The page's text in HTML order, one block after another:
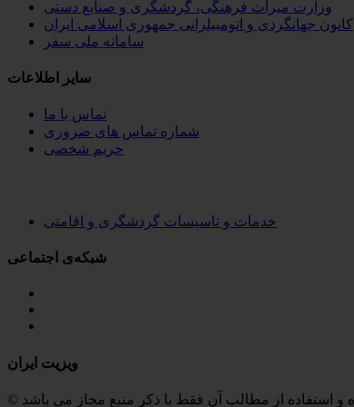
وزارت میراث فرهنگی، گردشگری و صنایع دستی
کانون جهانگردی و اتومبیلرانی جمهوری اسلامی ایران
سامانه ملی سفر
سایر اطلاعات
تماس با ما
شماره تماس های ضروری
حریم شخصی
خدمات و تاسیسات گردشگری و اقامتی
شبکه‌ی اجتماعی
ویزیت ایران